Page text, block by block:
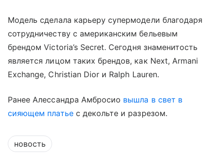
Модель сделала карьеру супермодели благодаря
сотрудничеству с американским бельевым
брендом Victoria’s Secret. Сегодня знаменитость
является лицом таких брендов, как Next, Armani
Exchange, Christian Dior и Ralph Lauren.
Ранее Алессандра Амбросио вышла в свет в
сияющем платьес декольте и разрезом.
новость